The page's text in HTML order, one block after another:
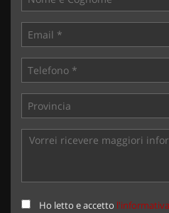
Ho letto e accetto